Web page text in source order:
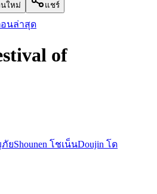
ใหม่ แชร์
นล่าสุด
of
ภัยShounen โชเน็นDoujin โด